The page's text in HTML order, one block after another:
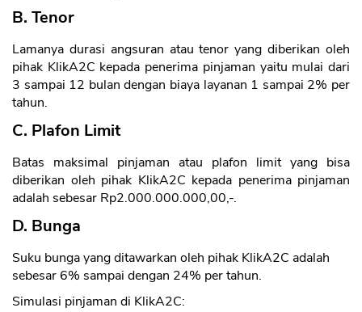
B. Tenor
Lamanya durasi angsuran atau tenor yang diberikan oleh
pihak KlikA2C kepada penerima pinjaman yaitu mulai dari
3 sampai 12 bulan dengan biaya layanan 1 sampai 2% per
tahun.
C. Plafon Limit
Batas maksimal pinjaman atau plafon limit yang bisa
diberikan oleh pihak KlikA2C kepada penerima pinjaman
adalah sebesar Rp2.000.000.000,00,-.
D. Bunga
Suku bunga yang ditawarkan oleh pihak KlikA2C adalah
sebesar 6% sampai dengan 24% per tahun.
Simulasi pinjaman di KlikA2C: